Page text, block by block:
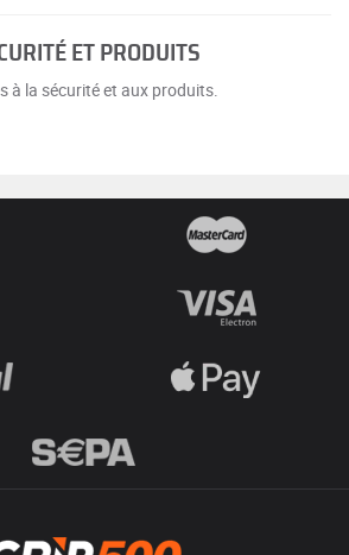
ET PRODUITS
à la sécurité et aux produits.